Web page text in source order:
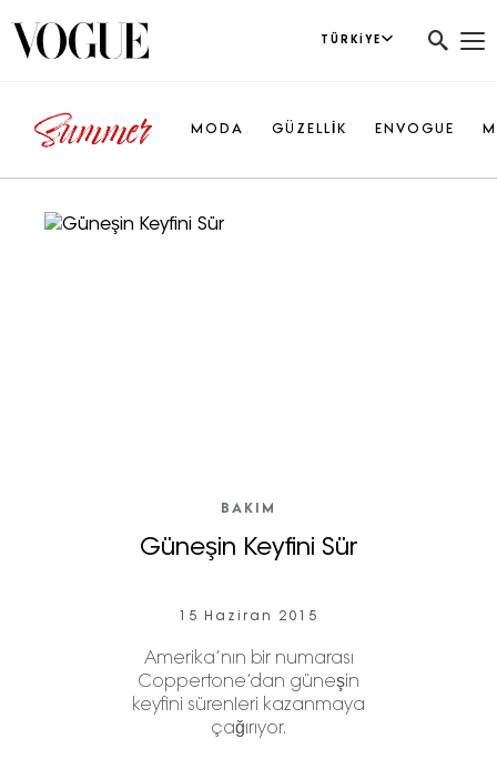
TÜRKIYE
MODA GÜZELLİK ENVOGUE
BAKIM
Güneşin Keyfini Sür
15 Haziran 2015
Amerika’nın bir numarası
Coppertone’dan güneşin
keyfini sürenleri kazanmaya
çağırıyor.